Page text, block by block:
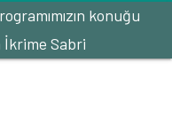
konuğu
İkrime Sabri